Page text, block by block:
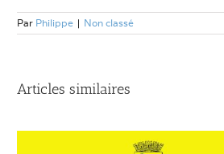
Par Philippe | Non classé
Articles similaires